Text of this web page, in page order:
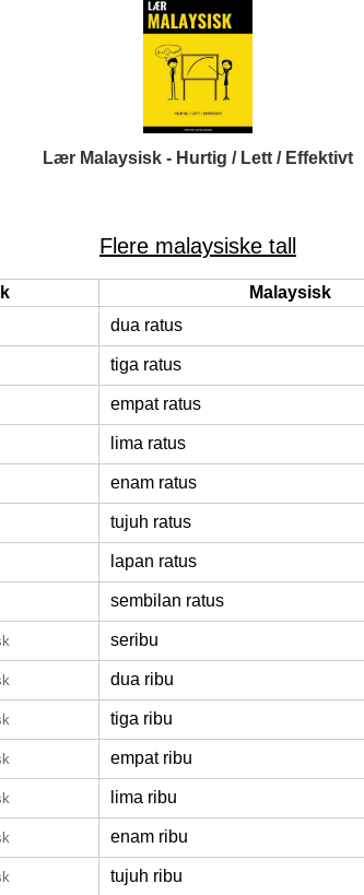
Lær Malaysisk - Hurtig / Lett / Effektivt
Flere malaysiske tall
Malaysisk
dua ratus
tiga ratus
empat ratus
lima ratus
enam ratus
tujuh ratus
lapan ratus
sembilan ratus
seribu
dua ribu
tiga ribu
empat ribu
lima ribu
enam ribu
tujuh ribu